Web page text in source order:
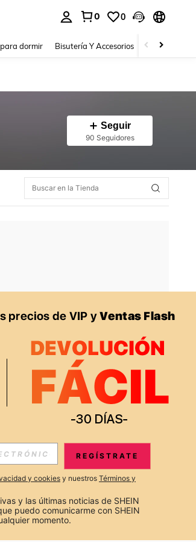
0 0
dormir Bisutería Y Accesorios Zapatos
Seguir
90 Seguidores
Y NOTICIAS DE SHEIN
Suscribir
REGÍSTRATE
y cookiesy nuestros Términos y
y las últimas noticias de SHEIN
puedo comunicarme con SHEIN
momento.